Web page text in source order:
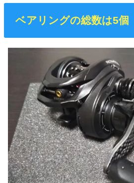
ベアリングの総数は5個